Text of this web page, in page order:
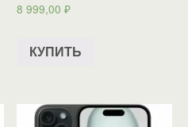
8 999,00₽
КУПИТЬ